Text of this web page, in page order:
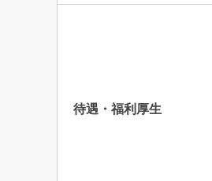
待遇・福利厚生